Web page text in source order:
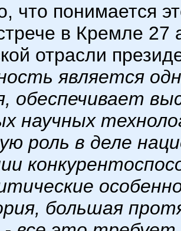
что понимается
в Кремле 27
отрасли
является
обеспечивает
научных
роль в деле
большая